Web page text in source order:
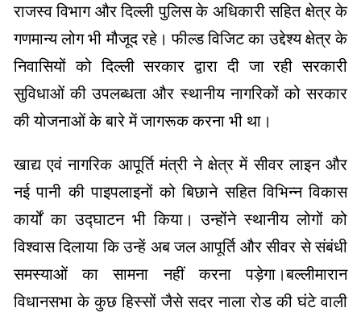
राजस्व विभाग और दिल्ली पुलिस के अधिकारी सहित क्षेत्र के
गणमान्य लोग भी मौजूद रहे। फील्ड विजिट का उद्देश्य क्षेत्र के
निवासियों को दिल्ली सरकार द्वारा दी जा रही सरकारी
सुविधाओं की उपलब्धता और स्थानीय नागरिकों को सरकार
की योजनाओं के बारे में जागरूक करना भी था।
खाद्य एवं नागरिक आपूर्ति मंत्री ने क्षेत्र में सीवर लाइन और
नई पानी की पाइपलाइनों को बिछाने सहित विभिन्न विकास
कार्यों का उद्घाटन भी किया। उन्होंने स्थानीय लोगों को
विश्वास दिलाया कि उन्हें अब जल आपूर्ति और सीवर से संबंधी
समस्याओं का सामना नहीं करना पड़ेगा।बल्लीमारान
विधानसभा के कुछ हिस्सों जैसे सदर नाला रोड की घंटे वाली